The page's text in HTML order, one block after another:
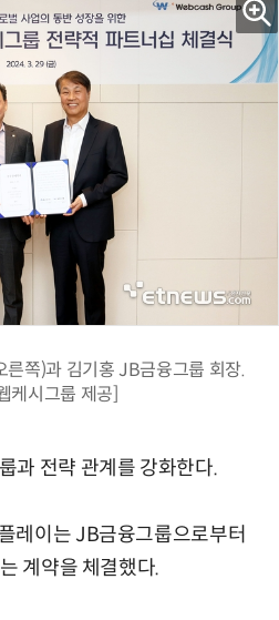
른쪽)과 김기홍 JB금융그룹 회장.
케시그룹 제공]
과 전략 관계를 강화한다.
레이는 JB금융그룹으로부터
계약을 체결했다.